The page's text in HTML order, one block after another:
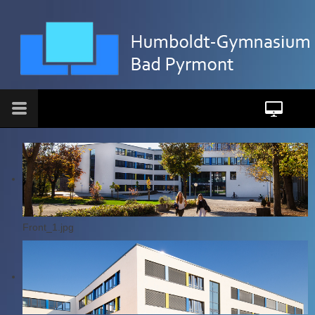
Front_1.jpg